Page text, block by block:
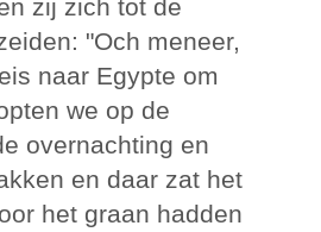
zij zich tot de
"Och meneer,
naar Egypte om
we op de
overnachting en
en daar zat het
het graan hadden